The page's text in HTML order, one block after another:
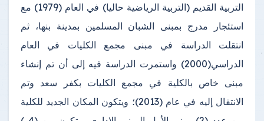
التربية القديم (التربية الرياضية حاليا) في العام (1979) مع
استئجار مدرج بمبنى الشبان المسلمين بمدينة بنها، ثم
انتقلت الدراسة في مبنى مجمع الكليات في العام
الدراسي(2000) واستمرت الدراسة فيه إلى أن تم إنشاء
مبنى خاص بالكلية في مجمع الكليات بكفر سعد وتم
الانتقال إليه في عام (2013)؛ ويتكون المكان الجديد للكلية